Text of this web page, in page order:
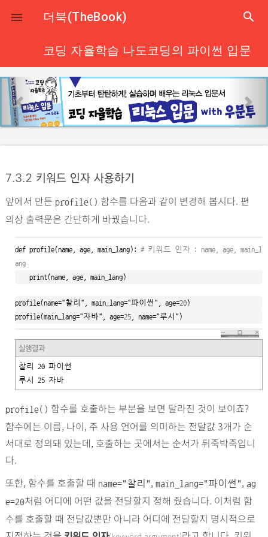
close
 더북(TheBook) search
코딩 자율학습 나도코딩의 파이썬 입문
p
r
e
u
s
e
x
7.3.2 키워드 인자 사용하기
앞에서 만든 profile() 함수를 다음과 같이 변경해 봅시다. 편
의상 출력문은 간단하게 바꿨습니다.
def profile(name, age, main_lang): # 키워드 인자 : name, age, main_l
ang
    print(name, age, main_lang)
profile(name="찰리" , main_lang="파이썬" , age=20)
profile(main_lang="자바" , age=25, name="루시" )
실행결과
찰리 20 파이썬
루시 25 자바
profile() 함수를 호출하는 부분을 보면 달라진 것이 보이죠?
함수에는 이름, 나이, 주 사용 언어를 의미하는 전달값 3개가 순
서대로 정의돼 있는데, 호출하는 곳에서는 순서가 뒤죽박죽입니
다.
또한, 함수를 호출할 때 name="찰리", main_lang="파이썬", ag
e=20처럼 어디에 어떤 값을 전달할지 정해 줬습니다. 이처럼 함
수를 호출할 때 전달값뿐만 아니라 어디에 전달할지 명시적으로